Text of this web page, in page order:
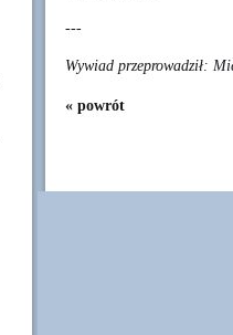
---
Wywiad przeprowadził:
« powrót